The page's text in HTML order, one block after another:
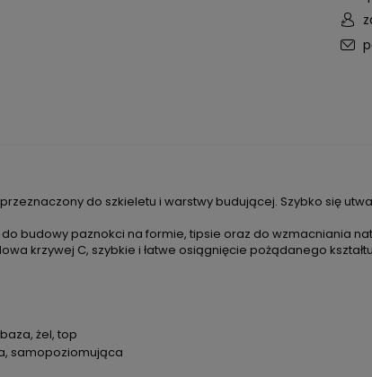
do szkieletu i warstwy budującej. Szybko się
budowy paznokci na formie, tipsie oraz do wzmacniania
krzywej C, szybkie i łatwe osiągnięcie pożądanego
żel, top
samopoziomująca